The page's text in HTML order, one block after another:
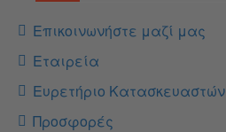
Επικοινωνήστε μαζί μας
Εταιρεία
Ευρετήριο Κατασκευαστών
Προσφορές